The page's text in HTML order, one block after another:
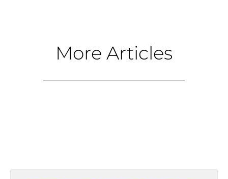
More Articles